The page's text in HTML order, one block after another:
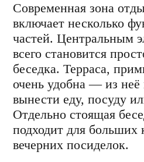
Современная зона
включает несколько
частей. Центральным
всего становится
беседка. Терраса,
очень удобна — из
вынести еду, посуду
Отдельно стоящая
подходит для больших
вечерних посиделок.